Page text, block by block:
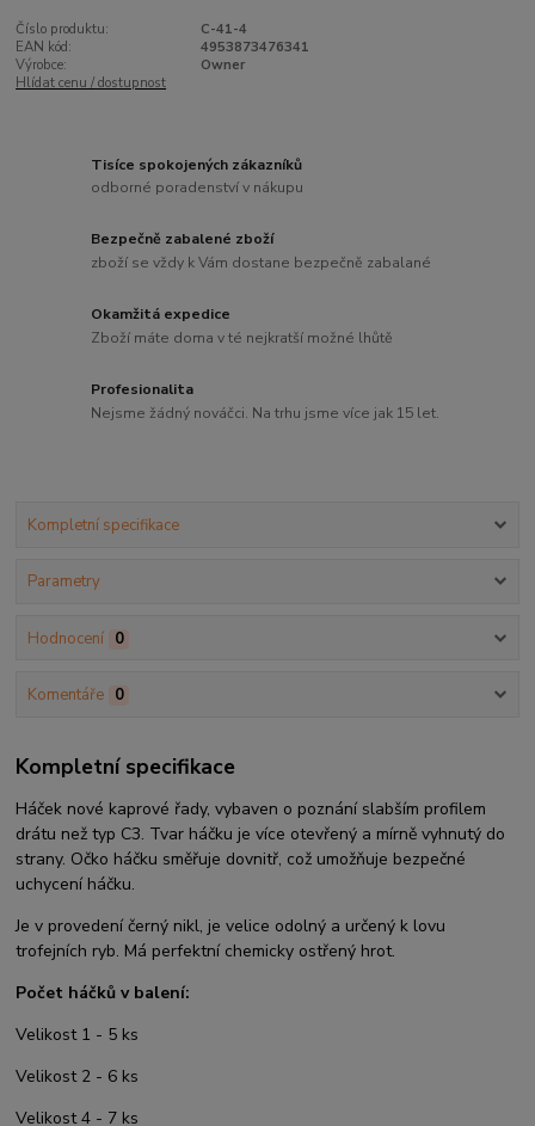
Číslo produktu:
C-41-4
EAN kód:
4953873476341
Výrobce:
Owner
Hlídat cenu / dostupnost
Tisíce spokojených zákazníků
odborné poradenství v nákupu
Bezpečně zabalené zboží
zboží se vždy k Vám dostane bezpečně zabalané
Okamžitá expedice
Zboží máte doma v té nejkratší možné lhůtě
Profesionalita
Nejsme žádný nováčci. Na trhu jsme více jak 15 let.
Kompletní specifikace
Parametry
Hodnocení 0
Komentáře 0
Kompletní specifikace
Háček nové kaprové řady, vybaven o poznání slabším profilem
drátu než typ C3. Tvar háčku je více otevřený a mírně vyhnutý do
strany. Očko háčku směřuje dovnitř, což umožňuje bezpečné
uchycení háčku.
Je v provedení černý nikl, je velice odolný a určený k lovu
trofejních ryb. Má perfektní chemicky ostřený hrot.
Počet háčků v balení:
Velikost 1 - 5 ks
Velikost 2 - 6 ks
Velikost 4 - 7 ks